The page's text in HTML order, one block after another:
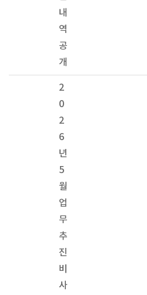
내
역
공
개
2
0
2
6
년
5
월
업
무
추
진
비
사